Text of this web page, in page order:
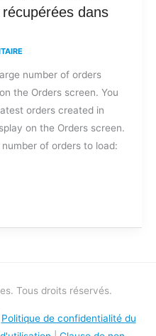
dans
number of orders
the Orders screen. You
orders created in
on the Orders screen.
of orders to load:
Tous droits réservés.
Politique de confidentialité du